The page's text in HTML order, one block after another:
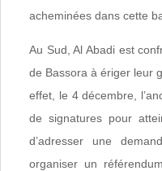
acheminées dans cette
Au Sud, Al Abadi est
de Bassora à ériger leur
effet, le 4 décembre,
de signatures pour
d’adresser une
organiser un